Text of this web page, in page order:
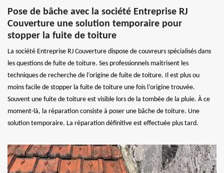
Pose de bâche avec la société Entreprise RJ
Couverture une solution temporaire pour
stopper la fuite de toiture
La société Entreprise RJ Couverture dispose de couvreurs spécialisés dans
les questions de fuite de toiture. Ses professionnels maitrisent les
techniques de recherche de l’origine de fuite de toiture. Il est plus ou
moins facile de stopper la fuite de toiture une fois l’origine trouvée.
Souvent une fuite de toiture est visible lors de la tombée de la pluie. À ce
moment-là, la réparation consiste à poser une bâche de toiture. Une
solution temporaire. La réparation définitive est effectuée plus tard.